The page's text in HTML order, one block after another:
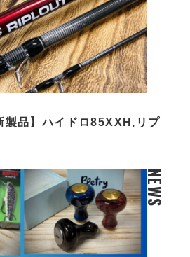
製品】ハイドロ85XXH,リプ
NEWS